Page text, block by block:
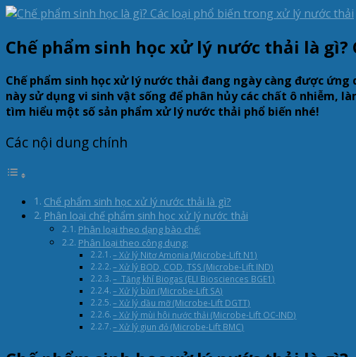
Chế phẩm sinh học xử lý nước thải là gì?
Chế phẩm sinh học xử lý nước thải đang ngày càng được
này sử dụng vi sinh vật sống để phân hủy các chất ô nhiễm,
tìm hiểu một số sản phẩm xử lý nước thải phổ biến nhé!
Các nội dung chính
Chế phẩm sinh học xử lý nước thải là gì?
Phân loại chế phẩm sinh học xử lý nước thải
Phân loại theo dạng bào chế:
Phân loại theo công dụng:
– Xử lý Nitơ Amonia (Microbe-Lift N1)
– Xử lý BOD, COD, TSS (Microbe-Lift IND)
– Tăng khí Biogas (ELI Biosciences BGE1)
– Xử lý bùn (Microbe-Lift SA)
– Xử lý dầu mỡ (Microbe-Lift DGTT)
– Xử lý mùi hôi nước thải (Microbe-Lift OC-IND)
– Xử lý giun đỏ (Microbe-Lift BMC)